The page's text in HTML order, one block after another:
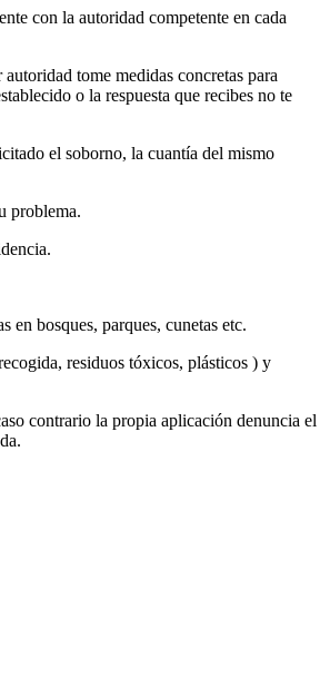
con la autoridad competente en cada
tome medidas concretas para
o la respuesta que recibes no te
el soborno, la cuantía del mismo
problema.
en bosques, parques, cunetas etc.
residuos tóxicos, plásticos ) y
contrario la propia aplicación denuncia el